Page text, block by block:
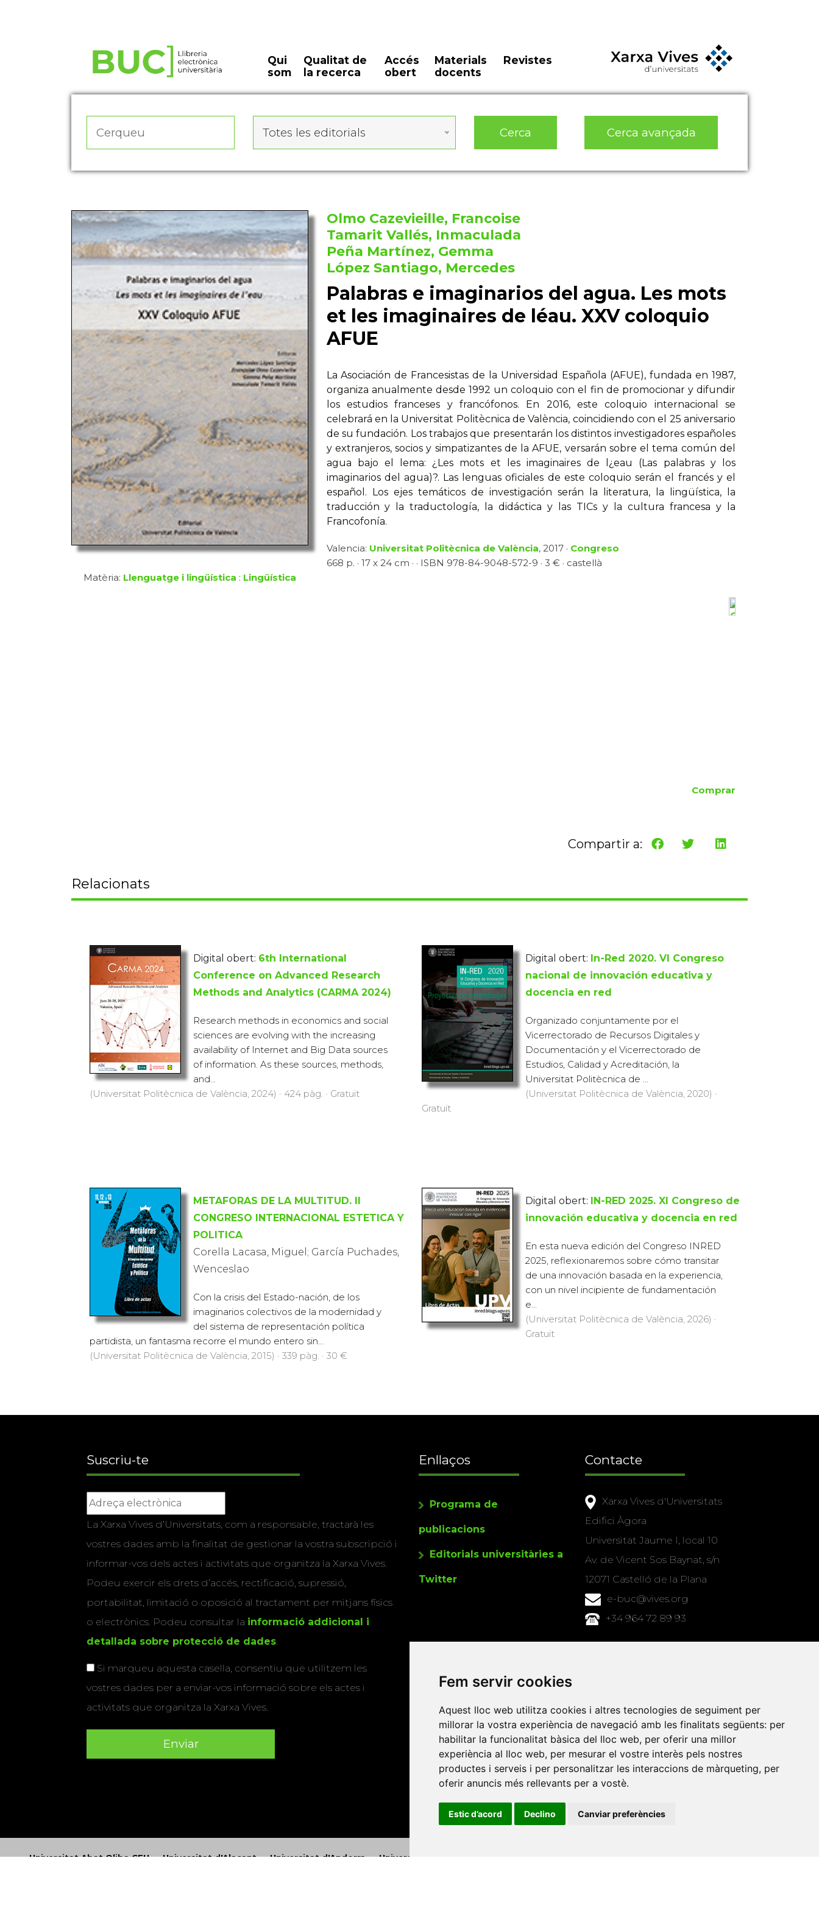
Fem servir cookies
Aquest lloc web utilitza cookies i altres tecnologies de seguiment per
millorar la vostra experiència de navegació amb les finalitats següents: per
habilitar la funcionalitat bàsica del lloc web, per oferir una millor
experiència al lloc web, per mesurar el vostre interès pels nostres
productes i serveis i per personalitzar les interaccions de màrqueting, per
oferir anuncis més rellevants per a vostè.
Estic d’acord Declino Canviar preferències
Qui
som
Qualitat de
la recerca
Accés
obert
Materials
docents
Revistes
Totes les editorials Cerca Cerca avançada
Olmo Cazevieille, Francoise
Tamarit Vallés, Inmaculada
Peña Martínez, Gemma
López Santiago, Mercedes
Palabras e imaginarios del agua. Les mots
et les imaginaires de léau. XXV coloquio
AFUE
La Asociación de Francesistas de la Universidad Española (AFUE), fundada en 1987,
organiza anualmente desde 1992 un coloquio con el fin de promocionar y difundir
los estudios franceses y francófonos. En 2016, este coloquio internacional se
celebrará en la Universitat Politècnica de València, coincidiendo con el 25 aniversario
de su fundación. Los trabajos que presentarán los distintos investigadores españoles
y extranjeros, socios y simpatizantes de la AFUE, versarán sobre el tema común del
agua bajo el lema: ¿Les mots et les imaginaires de l¿eau (Las palabras y los
imaginarios del agua)?. Las lenguas oficiales de este coloquio serán el francés y el
español. Los ejes temáticos de investigación serán la literatura, la lingüística, la
traducción y la traductología, la didáctica y las TICs y la cultura francesa y la
Francofonía.
Valencia: Universitat Politècnica de València, 2017 · Congreso
668 p. · 17 x 24 cm · · ISBN 978-84-9048-572-9 · 3 € · castellà
Matèria: Llenguatge i lingüística : Lingüística
Comprar
Compartir a:
Relacionats
Digital obert: 6th International
Conference on Advanced Research
Methods and Analytics (CARMA 2024)
Research methods in economics and social
sciences are evolving with the increasing
availability of Internet and Big Data sources
of information. As these sources, methods,
and...
(Universitat Politècnica de València, 2024) · 424 pàg. · Gratuït
Digital obert: In-Red 2020. VI Congreso
nacional de innovación educativa y
docencia en red
Organizado conjuntamente por el
Vicerrectorado de Recursos Digitales y
Documentación y el Vicerrectorado de
Estudios, Calidad y Acreditación, la
Universitat Politècnica de ...
(Universitat Politècnica de València, 2020) ·
Gratuït
METAFORAS DE LA MULTITUD. II
CONGRESO INTERNACIONAL ESTETICA Y
POLITICA
Corella Lacasa, Miguel; García Puchades,
Wenceslao
Con la crisis del Estado-nación, de los
imaginarios colectivos de la modernidad y
del sistema de representación política
partidista, un fantasma recorre el mundo entero sin...
(Universitat Politècnica de València, 2015) · 339 pàg. · 30 €
Digital obert: IN-RED 2025. XI Congreso de
innovación educativa y docencia en red
En esta nueva edición del Congreso INRED
2025, reflexionaremos sobre cómo transitar
de una innovación basada en la experiencia,
con un nivel incipiente de fundamentación
e...
(Universitat Politècnica de València, 2026) ·
Gratuït
Suscriu-te
La Xarxa Vives d’Universitats, com a responsable, tractarà les
vostres dades amb la finalitat de gestionar la vostra subscripció i
informar-vos dels actes i activitats que organitza la Xarxa Vives.
Podeu exercir els drets d’accés, rectificació, supressió,
portabilitat, limitació o oposició al tractament per mitjans físics
o electrònics. Podeu consultar la informació addicional i
detallada sobre protecció de dades
Si marqueu aquesta casella, consentiu que utilitzem les
vostres dades per a enviar-vos informació sobre els actes i
activitats que organitza la Xarxa Vives.
Enllaços
Programa de
publicacions
Editorials universitàries a
Twitter
Contacte
Xarxa Vives d'Universitats
Edifici Àgora
Universitat Jaume I, local 10
Av. de Vicent Sos Baynat, s/n
12071 Castelló de la Plana
e-buc@vives.org
+34 964 72 89 93
Universitat Abat Oliba CEU•Universitat d'Alacant•Universitat d'Andorra•Universitat Autònoma de Barcelona